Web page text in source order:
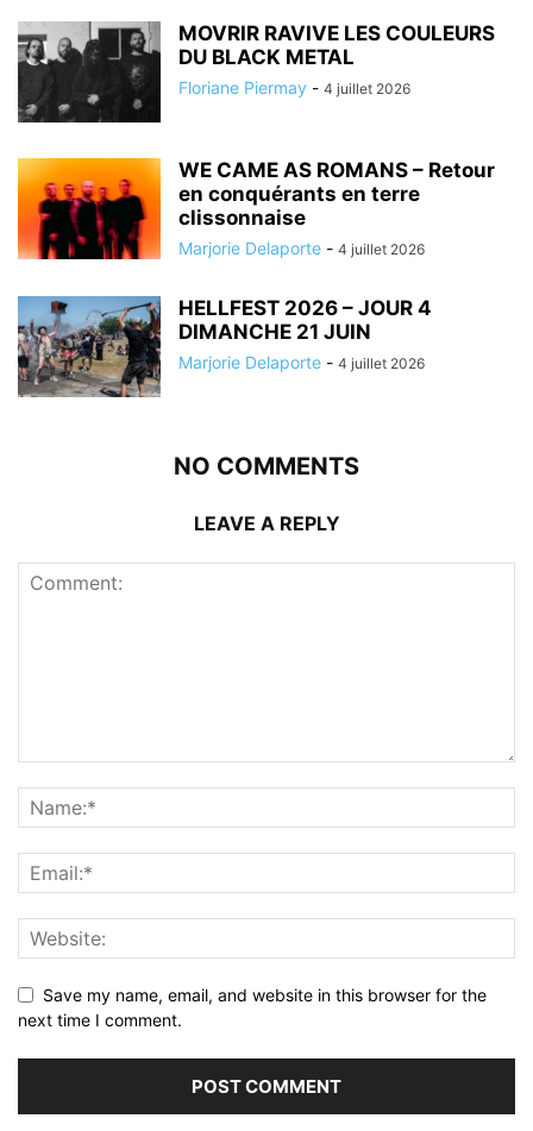
MOVRIR RAVIVE LES COULEURS
DU BLACK METAL
Floriane Piermay - 4 juillet 2026
WE CAME AS ROMANS – Retour
en conquérants en terre
clissonnaise
Marjorie Delaporte - 4 juillet 2026
HELLFEST 2026 – JOUR 4
DIMANCHE 21 JUIN
Marjorie Delaporte - 4 juillet 2026
NO COMMENTS
LEAVE A REPLY
Save my name, email, and website in this browser for the
next time I comment.